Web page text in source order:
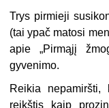
Trys pirmieji
(tai ypač matosi
apie „Pirmąjį
gyvenimo.
Reikia
reikštis kaip